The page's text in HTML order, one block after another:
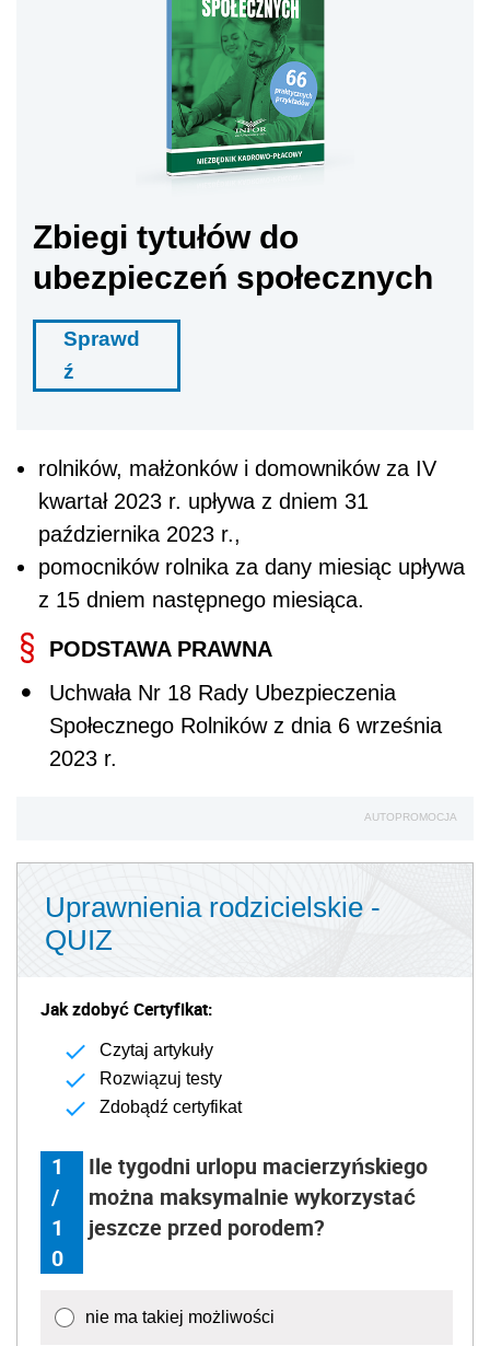
Zbiegi tytułów do
ubezpieczeń społecznych
Sprawd
ź
rolników, małżonków i domowników za IV
kwartał 2023 r. upływa z dniem 31
października 2023 r.,
pomocników rolnika za dany miesiąc upływa
z 15 dniem następnego miesiąca.
PODSTAWA PRAWNA
Uchwała Nr 18 Rady Ubezpieczenia
Społecznego Rolników z dnia 6 września
2023 r.
AUTOPROMOCJA
Uprawnienia rodzicielskie -
QUIZ
Jak zdobyć Certyfikat:
Czytaj artykuły
Rozwiązuj testy
Zdobądź certyfikat
1
/
1
0
Ile tygodni urlopu macierzyńskiego
można maksymalnie wykorzystać
jeszcze przed porodem?
nie ma takiej możliwości